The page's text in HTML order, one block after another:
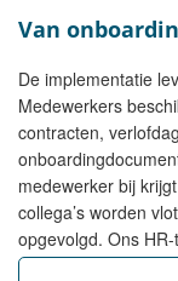
Van
De implementatie
Medewerkers
contracten,
medewerker bij
collega’s worden
opgevolgd. Ons
regie. Die